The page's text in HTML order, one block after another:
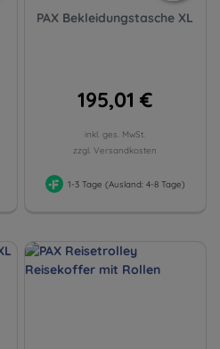
PAX Bekleidungstasche XL
195,01 €
inkl. ges. MwSt.
zzgl. Versandkosten
1-3 Tage (Ausland: 4-8 Tage)